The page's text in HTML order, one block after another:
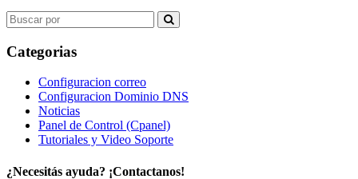
Search
for:
Categorias
Configuracion correo
Configuracion Dominio DNS
Noticias
Panel de Control (Cpanel)
Tutoriales y Video Soporte
¿Necesitás ayuda? ¡Contactanos!